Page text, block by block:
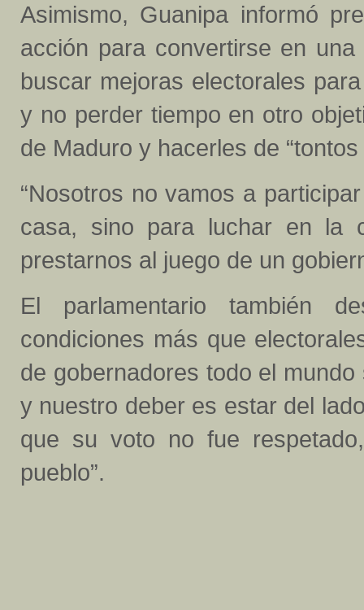
Asimismo, Guanipa informó
acción para convertirse en
buscar mejoras electorales
y no perder tiempo en otro
de Maduro y hacerles de
“Nosotros no vamos a
casa, sino para luchar en la
prestarnos al juego de un
El parlamentario también
condiciones más que
de gobernadores todo el
y nuestro deber es estar del
que su voto no fue
pueblo”.